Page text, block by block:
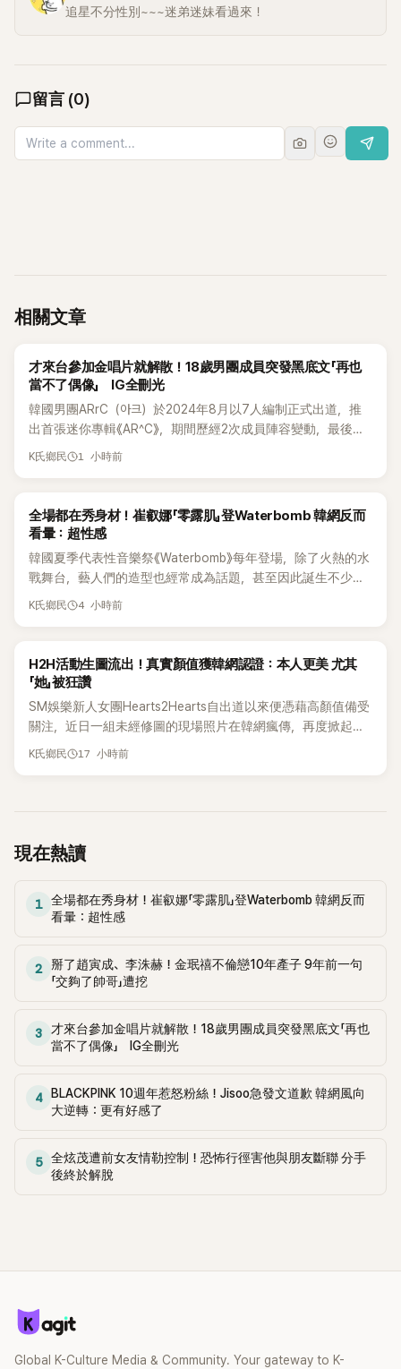
追星不分性別~~~迷弟迷妹看過來！
留言 (0)
相關文章
K-POP
才來台參加金唱片就解散！18歲男團成員突發黑底文「再也
當不了偶像」 IG全刪光
韓國男團ARrC（아크）於2024年8月以7人編制正式出道，推
出首張迷你專輯《AR^C》，期間歷經2次成員陣容變動，最後一
張作品則是2025年11月推出的〈Skiid〉。沒想到出道不到2年，
當錯愕。
K氏鄉民 1 小時前
K-POP
全場都在秀身材！崔叡娜「零露肌」登Waterbomb 韓網反而
看暈：超性感
韓國夏季代表性音樂祭《Waterbomb》每年登場，除了火熱的水
戰舞台，藝人們的造型也經常成為話題，甚至因此誕生不少
「Waterbomb女神」、「Waterbomb男神」。過去包括泫雅、宣
K氏鄉民 4 小時前
K-POP
H2H活動生圖流出！真實顏值獲韓網認證：本人更美 尤其
「她」被狂讚
SM娛樂新人女團Hearts2Hearts自出道以來便憑藉高顏值備受
關注，近日一組未經修圖的現場照片在韓網瘋傳，再度掀起熱
烈討論，不少看過本人的網友更直呼：「真人比照片還漂亮！」
K氏鄉民 17 小時前
現在熱讀
1
全場都在秀身材！崔叡娜「零露肌」登Waterbomb 韓網反而
看暈：超性感
2
掰了趙寅成、李洙赫！金珉禧不倫戀10年產子 9年前一句
「交夠了帥哥」遭挖
3
才來台參加金唱片就解散！18歲男團成員突發黑底文「再也
當不了偶像」 IG全刪光
4
BLACKPINK 10週年惹怒粉絲！Jisoo急發文道歉 韓網風向
大逆轉：更有好感了
5
全炫茂遭前女友情勒控制！恐怖行徑害他與朋友斷聯 分手
後終於解脫
Global K-Culture Media & Community. Your gateway to K-